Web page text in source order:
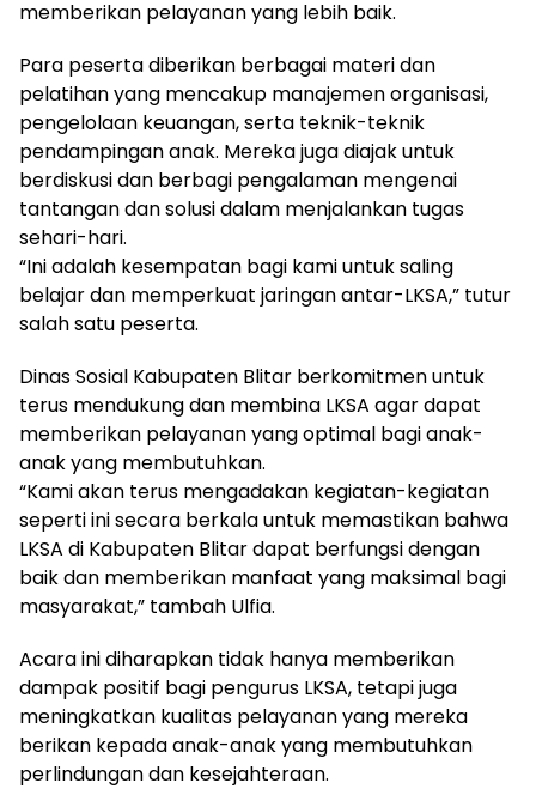
memberikan pelayanan yang lebih baik.
Para peserta diberikan berbagai materi dan
pelatihan yang mencakup manajemen organisasi,
pengelolaan keuangan, serta teknik-teknik
pendampingan anak. Mereka juga diajak untuk
berdiskusi dan berbagi pengalaman mengenai
tantangan dan solusi dalam menjalankan tugas
sehari-hari.
“Ini adalah kesempatan bagi kami untuk saling
belajar dan memperkuat jaringan antar-LKSA,” tutur
salah satu peserta.
Dinas Sosial Kabupaten Blitar berkomitmen untuk
terus mendukung dan membina LKSA agar dapat
memberikan pelayanan yang optimal bagi anak-
anak yang membutuhkan.
“Kami akan terus mengadakan kegiatan-kegiatan
seperti ini secara berkala untuk memastikan bahwa
LKSA di Kabupaten Blitar dapat berfungsi dengan
baik dan memberikan manfaat yang maksimal bagi
masyarakat,” tambah Ulfia.
Acara ini diharapkan tidak hanya memberikan
dampak positif bagi pengurus LKSA, tetapi juga
meningkatkan kualitas pelayanan yang mereka
berikan kepada anak-anak yang membutuhkan
perlindungan dan kesejahteraan.